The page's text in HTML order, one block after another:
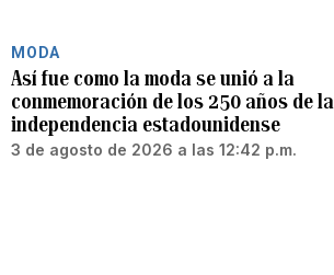
MODA
Así fue como la moda se unió a la
conmemoración de los 250 años de la
independencia estadounidense
3 de agosto de 2026 a las 12:42 p.m.